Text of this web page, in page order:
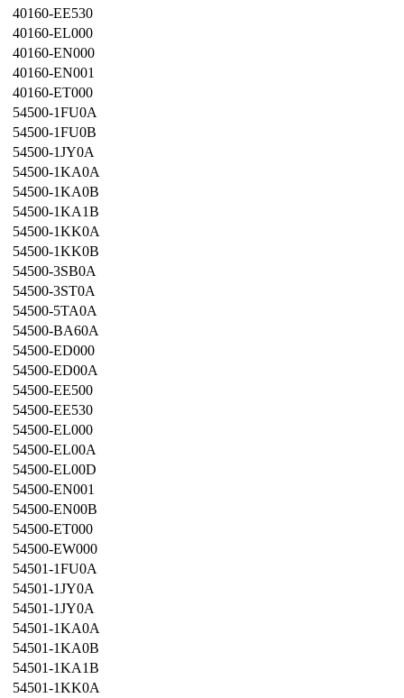
40160-EE530
40160-EL000
40160-EN000
40160-EN001
40160-ET000
54500-1FU0A
54500-1FU0B
54500-1JY0A
54500-1KA0A
54500-1KA0B
54500-1KA1B
54500-1KK0A
54500-1KK0B
54500-3SB0A
54500-3ST0A
54500-5TA0A
54500-BA60A
54500-ED000
54500-ED00A
54500-EE500
54500-EE530
54500-EL000
54500-EL00A
54500-EL00D
54500-EN001
54500-EN00B
54500-ET000
54500-EW000
54501-1FU0A
54501-1JY0A
54501-1JY0A
54501-1KA0A
54501-1KA0B
54501-1KA1B
54501-1KK0A